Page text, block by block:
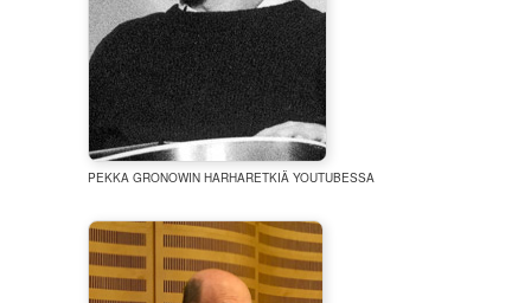
PEKKA GRONOWIN HARHARETKIÄ YOUTUBESSA